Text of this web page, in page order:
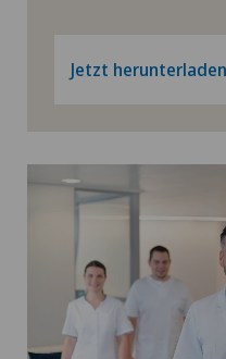
Hüftimpingement
Hüftprothese
ICL-Technik
Individuell
Xundheitszentrum
Jetzt herunterladen